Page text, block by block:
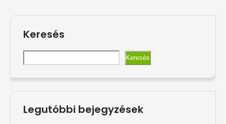
Keresés
Keresés
Legutóbbi bejegyzések